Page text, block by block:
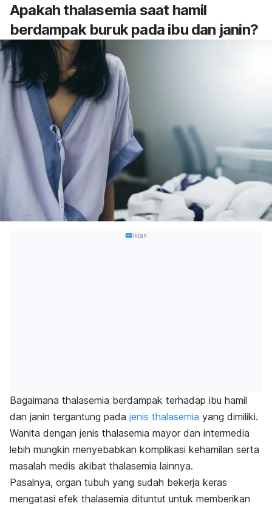
Apakah thalasemia saat hamil
berdampak buruk pada ibu dan janin?
Iklan
Bagaimana thalasemia berdampak terhadap ibu hamil
dan janin tergantung pada jenis thalasemia yang dimiliki.
Wanita dengan jenis thalasemia mayor dan intermedia
lebih mungkin menyebabkan komplikasi kehamilan serta
masalah medis akibat thalasemia lainnya.
Pasalnya, organ tubuh yang sudah bekerja keras
mengatasi efek thalasemia dituntut untuk memberikan